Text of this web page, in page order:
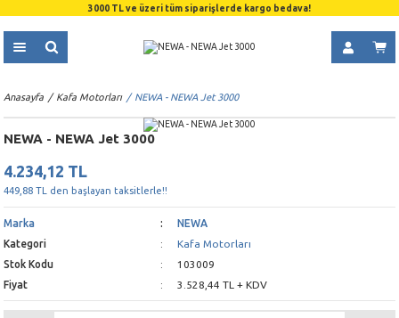
3000 TL ve üzeri tüm siparişlerde kargo bedava!
Anasayfa Kafa Motorları NEWA - NEWA Jet 3000
NEWA - NEWA Jet 3000
4.234,12 TL
449,88 TL den başlayan taksitlerle!!
Marka
NEWA
Kategori
Kafa Motorları
Stok Kodu
103009
Fiyat
3.528,44 TL + KDV